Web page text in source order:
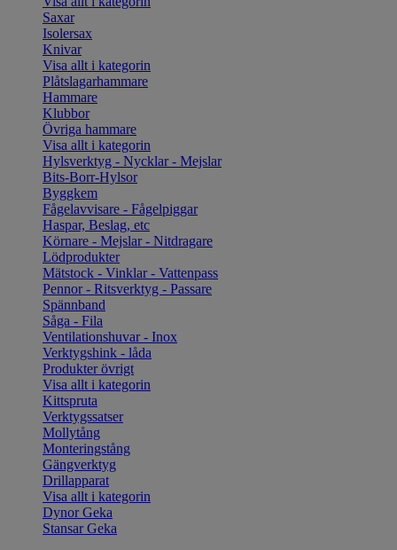
Saxar
Isolersax
Knivar
Visa allt i kategorin
Plåtslagarhammare
Hammare
Klubbor
Övriga hammare
Visa allt i kategorin
Hylsverktyg - Nycklar - Mejslar
Bits-Borr-Hylsor
Byggkem
Fågelavvisare - Fågelpiggar
Haspar, Beslag, etc
Körnare - Mejslar - Nitdragare
Lödprodukter
Mätstock - Vinklar - Vattenpass
Pennor - Ritsverktyg - Passare
Spännband
Såga - Fila
Ventilationshuvar - Inox
Verktygshink - låda
Produkter övrigt
Visa allt i kategorin
Kittspruta
Verktygssatser
Mollytång
Monteringstång
Gängverktyg
Drillapparat
Visa allt i kategorin
Dynor Geka
Stansar Geka